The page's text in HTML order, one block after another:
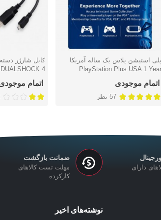
دوست داشتن
پلی استیشن پلاس یک ساله آمریکا
PlayStation Plus USA 1 Year
اتمام موجودی
57 نظر
دوست
4
اتمام
دارای
ضمانت بازگشت
مهلت تست کالاهای
کارکرده
نوشته‌های اخیر